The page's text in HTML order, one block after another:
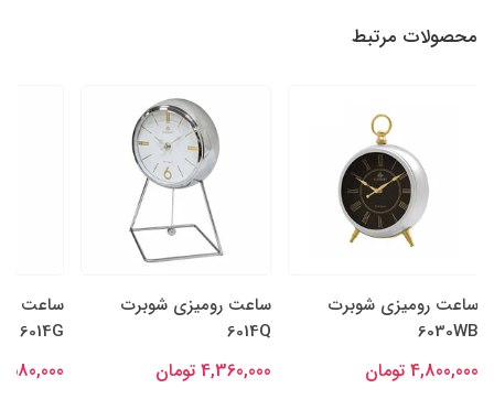
محصولات مرتبط
ساعت رومیزی شوبرت
6030WB
4,800,000 تومان
ساعت رومیزی شوبرت
6014Q
4,360,000 تومان
ساعت
6014G
4,580,000